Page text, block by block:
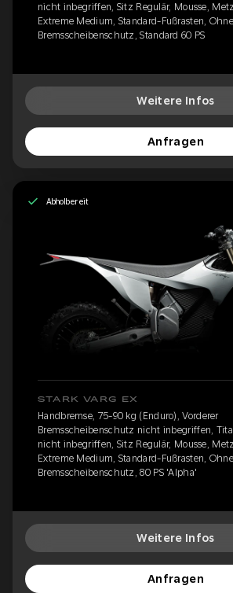
nicht inbegriffen, Sitz Regulär, Mousse,
Extreme Medium, Standard-Fußrasten,
Bremsscheibenschutz, Standard 60 PS
Weitere Infos
Anfragen
Abholbereit
STARK VARG EX
Handbremse, 75-90 kg (Enduro), Vorderer
Bremsscheibenschutz nicht inbegriffen,
nicht inbegriffen, Sitz Regulär, Mousse,
Extreme Medium, Standard-Fußrasten,
Bremsscheibenschutz, 80 PS 'Alpha'
Weitere Infos
Anfragen